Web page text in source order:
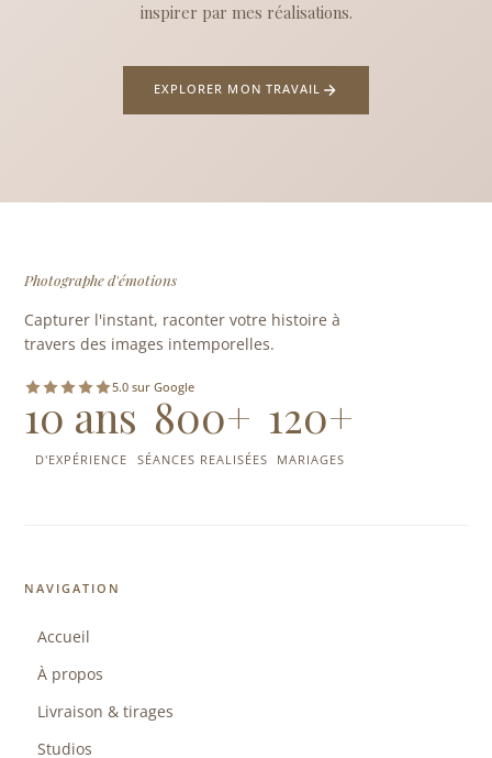
inspirer par mes réalisations.
EXPLORER MON TRAVAIL
Photographe d'émotions
Capturer l'instant, raconter votre histoire à
travers des images intemporelles.
5.0 sur Google
10 ans
D'EXPÉRIENCE
800+
SÉANCES REALISÉES
120+
MARIAGES
NAVIGATION
Accueil
À propos
Livraison & tirages
Studios